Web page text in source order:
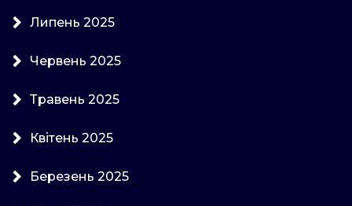
Липень 2025
Червень 2025
Травень 2025
Квітень 2025
Березень 2025